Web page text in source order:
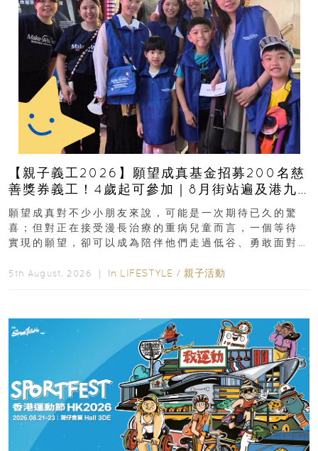
【親子義工2026】願望成真基金招募200名慈
善獎券義工！4歲起可參加｜8月街站遍及港九
新界
願望成真對不少小朋友來說，可能是一次期待已久的驚
喜；但對正在接受漫長治療的重病兒童而言，一個等待
實現的願望，卻可以成為陪伴他們走過低谷、勇敢面對
5th August, 2026 ｜ In LIFESTYLE / 親子活動